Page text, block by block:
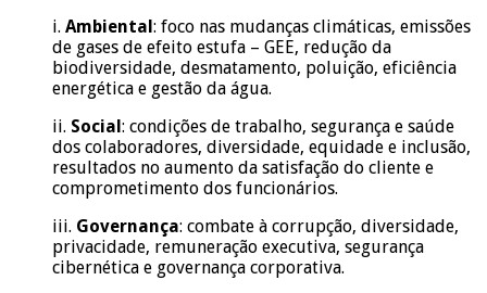
i. Ambiental: foco nas mudanças climáticas, emissões
de gases de efeito estufa – GEE, redução da
biodiversidade, desmatamento, poluição, eficiência
energética e gestão da água.
ii. Social: condições de trabalho, segurança e saúde
dos colaboradores, diversidade, equidade e inclusão,
resultados no aumento da satisfação do cliente e
comprometimento dos funcionários.
iii. Governança: combate à corrupção, diversidade,
privacidade, remuneração executiva, segurança
cibernética e governança corporativa.